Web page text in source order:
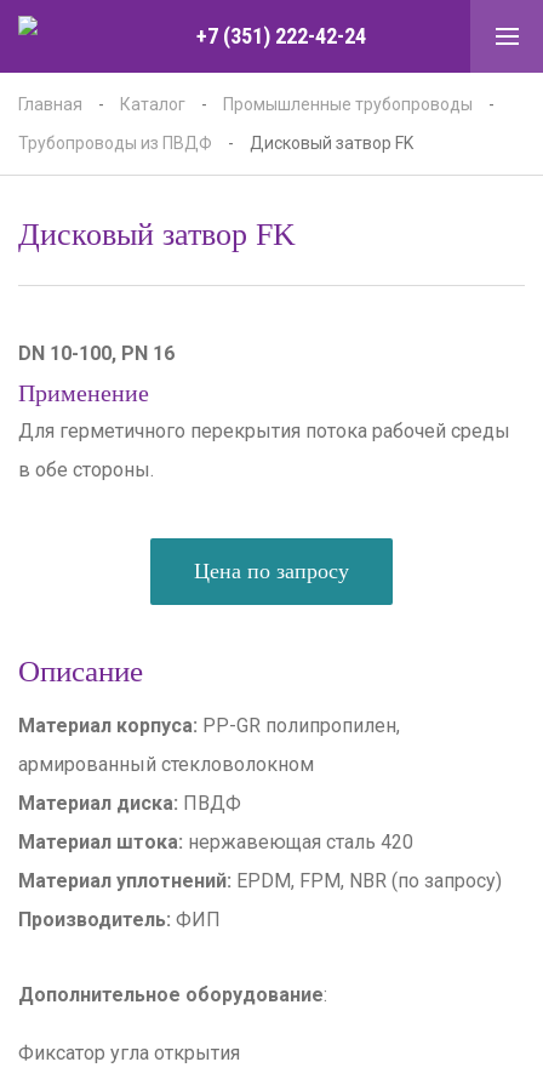
+7 (351) 222-42-24
Главная - Каталог - Промышленные трубопроводы
-
Трубопроводы из ПВДФ
- Дисковый затвор FK
Дисковый затвор FK
DN 10-100, PN 16
Применение
Для герметичного перекрытия потока рабочей среды
в обе стороны.
Цена по запросу
Описание
Материал корпуса: PP-GR полипропилен,
армированный стекловолокном
Материал диска: ПВДФ
Материал штока: нержавеющая сталь 420
Материал уплотнений: EPDM, FPM, NBR (по запросу)
Производитель: ФИП
Дополнительное оборудование:
Фиксатор угла открытия